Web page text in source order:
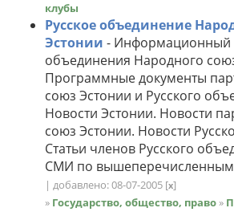
клубы
Русское объединение
Эстонии - Информационный
объединения Народного
Программные документы
союз Эстонии и Русского
Новости Эстонии. Новости
союз Эстонии. Новости
Статьи членов Русского
СМИ по
| добавлено: 08-07-2005 [x]
» Государство, общество, право »